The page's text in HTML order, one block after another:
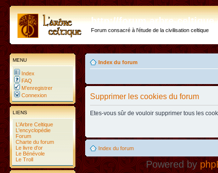
http://forum.arbre-
Forum consacré à l'étude de la civilisation celtique
MENU
Index
FAQ
M’enregistrer
Connexion
LIENS
L'Arbre Celtique
L'encyclopédie
Forum
Charte du forum
Le livre d'or
Le Bénévole
Le Troll
Index du forum
Supprimer les cookies du forum
Etes-vous sûr de vouloir supprimer tous les
Index du forum
Powered by